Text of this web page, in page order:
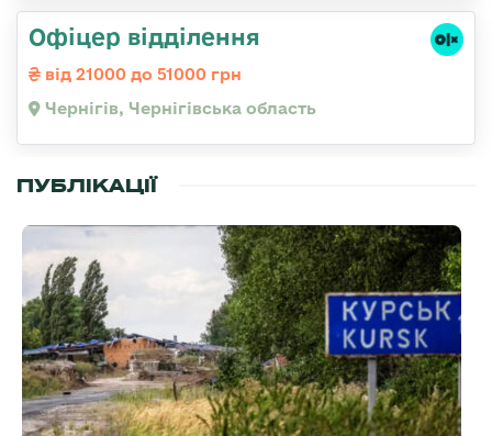
Офіцер відділення
від 21000 до 51000 грн
Чернігів, Чернігівська область
ПУБЛІКАЦІЇ